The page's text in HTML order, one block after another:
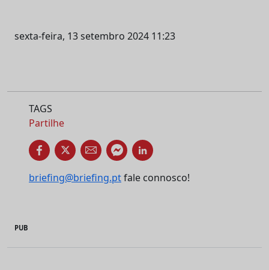
sexta-feira, 13 setembro 2024 11:23
TAGS
Partilhe
briefing@briefing.ptfale connosco!
PUB